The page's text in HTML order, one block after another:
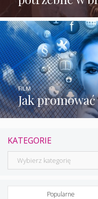
Jak
FILM
KATEGORIE
Kategorie
Popularne